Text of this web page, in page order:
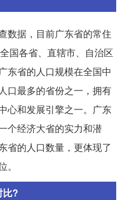
数据，目前广东省的常住
国各省、直辖市、自治区
东省的人口规模在全国中
口最多的省份之一，拥有
心和发展引擎之一。广东
个经济大省的实力和潜
省的人口数量，更体现了
比?